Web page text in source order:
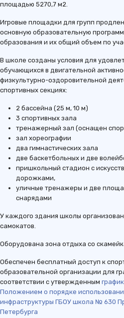
площадью 5270,7 м2.
Игровые площадки для групп
основную образовательную
образования и их общий объем по
В школе созданы условия для
обучающихся в двигательной
физкультурно-оздоровительной
спортивных секциях:
2 бассейна (25 м, 10 м)
3 спортивных зала
тренажерный зал (оснащен
зал хореографии
два гимнастических зала
две баскетбольных и две
пришкольный стадион с
дорожками,
уличные тренажеры и две
снарядами
У каждого здания школы
самокатов.
Оборудована зона отдыха со
Обеспечен бесплатный доступ к
образовательной организации для
соответствии с утвержденным
Положением о порядке
инфраструктуры ГБОУ школа № 630
Петербурга